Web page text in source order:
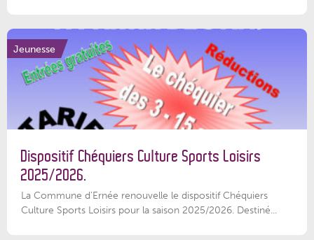
Jeunesse
Dispositif Chéquiers Culture Sports Loisirs
2025/2026.
La Commune d'Ernée renouvelle le dispositif Chéquiers
Culture Sports Loisirs pour la saison 2025/2026. Destiné...